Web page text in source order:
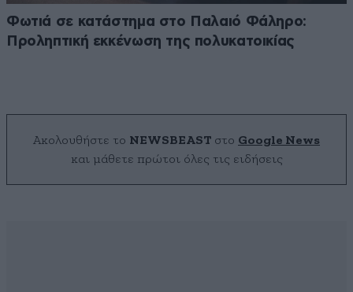
Φωτιά σε κατάστημα στο Παλαιό Φάληρο:
Προληπτική εκκένωση της πολυκατοικίας
Ακολουθήστε το NEWSBEAST στο Google News
και μάθετε πρώτοι όλες τις ειδήσεις